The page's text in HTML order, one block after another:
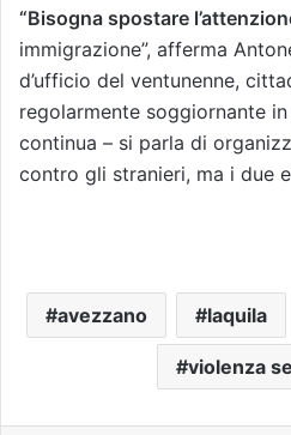
“Bisogna spostare
immigrazione”, afferma
d’ufficio del ventunenne,
regolarmente soggiornante in
continua – si parla di
contro gli stranieri, ma i due
avezzano laquila
violenza